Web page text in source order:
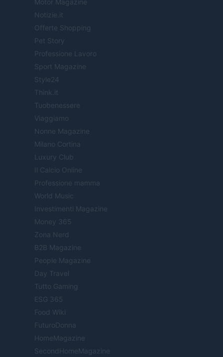
Motor Magazine
Notizie.it
Offerte Shopping
Pet Story
Professione Lavoro
Sport Magazine
Style24
Think.it
Tuobenessere
Viaggiamo
Nonne Magazine
Milano Cortina
Luxury Club
Il Calcio Online
Professione mamma
World Music
Investimenti Magazine
Money 365
Zona Nerd
B2B Magazine
People Magazine
Day Travel
Tutto Gaming
ESG 365
Food Wiki
FuturoDonna
HomeMagazine
SecondHomeMagazine